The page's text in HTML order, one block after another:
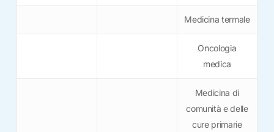
Medicina termale
Oncologia
medica
Medicina di
comunità e delle
cure primarie